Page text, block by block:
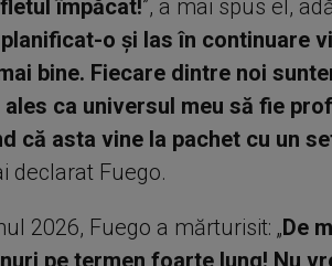
împăcat!”, a mai spus el,
o și las în continuare
bine. Fiecare dintre noi
ca universul meu să fie
că asta vine la pachet cu un
declarat Fuego.
2026, Fuego a mărturisit: „De
pe termen foarte lung! Nu